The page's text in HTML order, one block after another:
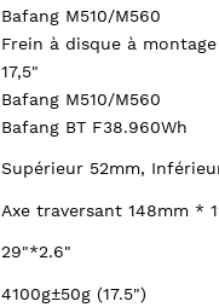
Bafang M510/M560
Frein à disque à
17,5"
Bafang M510/M560
Bafang BT F38.960Wh
Supérieur 52mm,
Axe traversant 148mm *
29"*2.6"
4100g±50g (17.5")